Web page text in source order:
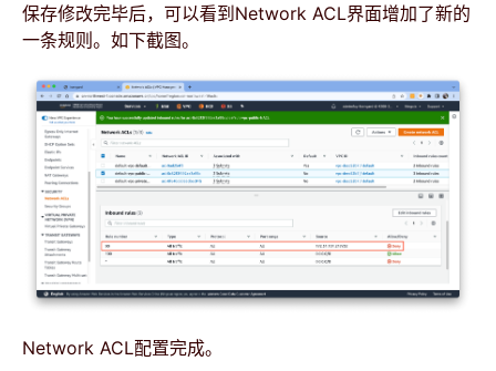
保存修改完毕后，可以看到Network ACL界面增加了新的
一条规则。如下截图。
Network ACL配置完成。